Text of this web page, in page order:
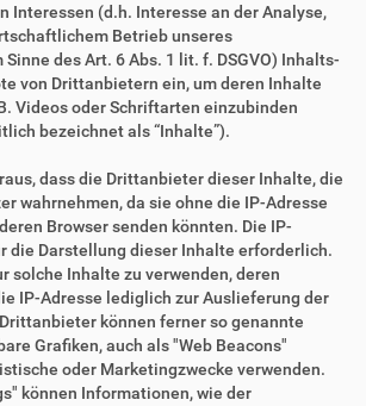
Interessen (d.h. Interesse an der Analyse,
Betrieb unseres
des Art. 6 Abs. 1 lit. f. DSGVO) Inhalts-
von Drittanbietern ein, um deren Inhalte
Videos oder Schriftarten einzubinden
bezeichnet als “Inhalte”).
dass die Drittanbieter dieser Inhalte, die
wahrnehmen, da sie ohne die IP-Adresse
Browser senden könnten. Die IP-
die Darstellung dieser Inhalte erforderlich.
solche Inhalte zu verwenden, deren
IP-Adresse lediglich zur Auslieferung der
können ferner so genannte
Grafiken, auch als "Web Beacons"
oder Marketingzwecke verwenden.
können Informationen, wie der